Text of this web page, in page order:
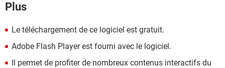
Plus
Le téléchargement de ce logiciel est gratuit.
Adobe Flash Player est fourni avec le logiciel.
Il permet de profiter de nombreux contenus interactifs du